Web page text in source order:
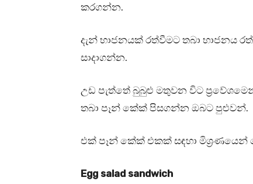
කරගන්න.
දැන් භාජනයක් රත්වීමට තබා භාජනය
සාදාගන්න.
උඩ පැත්තේ බුබුළු මතුවන විට
තබා පෑන් කේක් පිසගන්න ඔබට පුළුවන්.
එක් පෑන් කේක් එකක් සඳහා මිශ්‍රණයෙන්
Egg salad sandwich